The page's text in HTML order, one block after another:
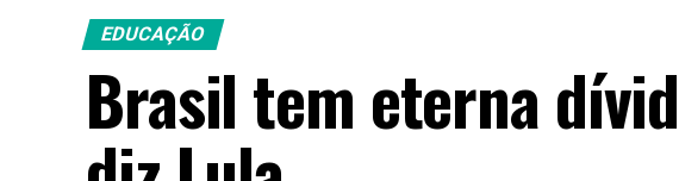
EDUCAÇÃO
Brasil tem eterna